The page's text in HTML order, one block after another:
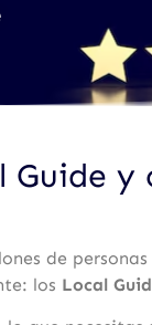
Guide
de personas
los Local